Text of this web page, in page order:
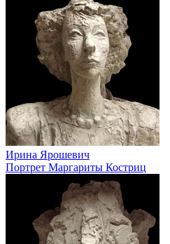
Ирина Ярошевич
Портрет Маргариты Костриц